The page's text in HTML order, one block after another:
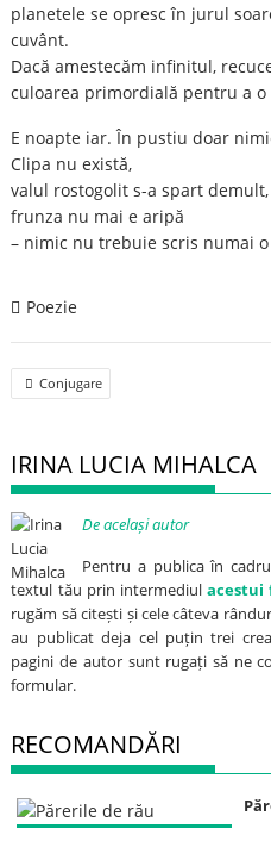
planetele se opresc în jurul
cuvânt.
Dacă amestecăm infinitul,
culoarea primordială pentru a o
E noapte iar. În pustiu doar
Clipa nu există,
valul rostogolit s-a spart demult,
frunza nu mai e aripă
– nimic nu trebuie scris numai
Poezie
Post
navigation
Conjugare
IRINA LUCIA MIHALCA
De același autor
Pentru a publica în
textul tău prin intermediulacestui
rugăm să citești și cele câteva
au publicat deja cel puțin trei
pagini de autor sunt rugați să ne
formular.
RECOMANDĂRI